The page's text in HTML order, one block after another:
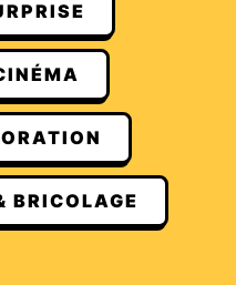
BRICOLAGE